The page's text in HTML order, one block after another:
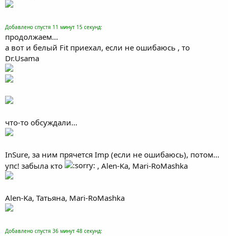
Добавлено спустя 11 минут 15 секунд:
продолжаем...
а вот и белый Fit приехал, если не ошибаюсь , то
Dr.Usama
что-то обсуждали...
InSure, за ним прячется Imp (если не ошибаюсь), потом...
упс! забыла кто
, Alen-Ka, Mari-RoMashka
Alen-Ka, Татьяна, Mari-RoMashka
Добавлено спустя 36 минут 48 секунд: